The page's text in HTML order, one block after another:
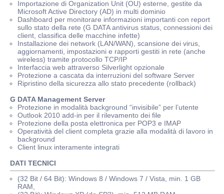
Importazione di Organization Unit (OU) esterne, gestite da
Microsoft Active Directory (AD) in multi dominio
Dashboard per monitorare informazioni importanti con report
sullo stato della rete (G DATA antivirus status, connessioni dei
client, classifica delle macchine infette)
Installazione dei network (LAN/WAN), scansione dei virus,
aggiornamenti, impostazioni e rapporti gestiti in rete (anche
wireless) tramite protocollo TCP/IP
Interfaccia web attraverso Silverlight opzionale
Protezione a cascata da interruzioni del software Server
Ripristino della sicurezza allo stato precedente (rollback)
G DATA Management Server
Protezione in modalità background “invisibile” per l’utente
Outlook 2010 add-in per il rilevamento dei file
Protezione della posta elettronica per POP3 e IMAP
Operatività del client completa grazie alla modalità di lavoro in
background
Client linux interamente integrati
DATI TECNICI
(32 Bit / 64 Bit): Windows 8 / Windows 7 / Vista, min. 1 GB
RAM,